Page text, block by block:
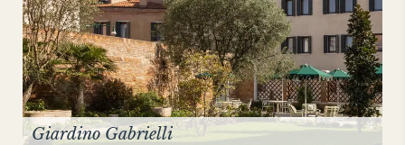
Giardino Gabrielli